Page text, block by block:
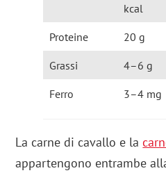
kcal
Proteine 20 g
Grassi 4–6 g
Ferro 3–4 mg
La carne di cavallo e la
appartengono entrambe